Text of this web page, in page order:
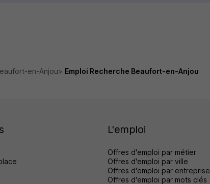
en-Anjou Emploi Recherche Beaufort-en-Anjou
L'emploi
Offres d'emploi par métier
Offres d'emploi par ville
Offres d'emploi par entreprise
Offres d'emploi par mots clés